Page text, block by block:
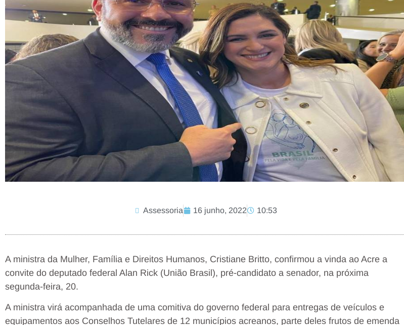
Assessoria 16 junho, 2022 10:53
A ministra da Mulher, Família e Direitos Humanos, Cristiane Britto, confirmou a vinda ao Acre a
convite do deputado federal Alan Rick (União Brasil), pré-candidato a senador, na próxima
segunda-feira, 20.
A ministra virá acompanhada de uma comitiva do governo federal para entregas de veículos e
equipamentos aos Conselhos Tutelares de 12 municípios acreanos, parte deles frutos de emenda